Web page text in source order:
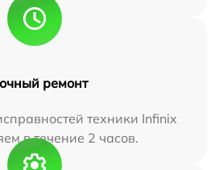
ремонт
техники Infinix
в течение 2 часов.